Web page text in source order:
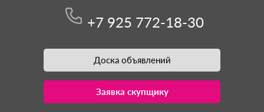
+7 925 772-18-30
Доска объявлений
Заявка скупщику